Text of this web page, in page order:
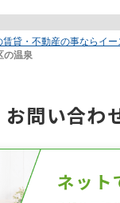
貸・不動産の事ならイー
の温泉
お問い合わ
ネット